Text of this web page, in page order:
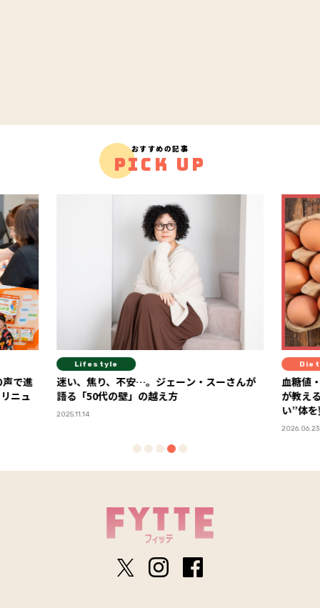
おすすめの記事
PICK UP
Lifestyle
迷い、焦り、不安…。ジェーン・スーさんが
語る「50代の壁」の越え方
2025.11.14
Diet
血糖値・栄
が教える、
い”体を整
2026.06.23